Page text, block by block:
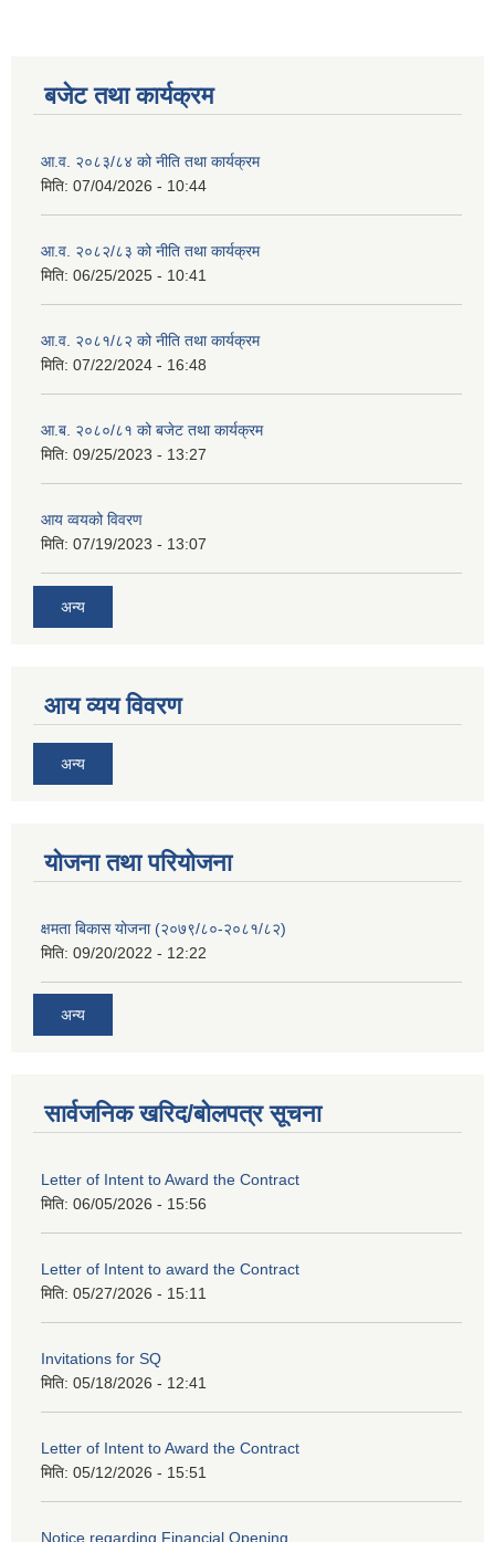
बजेट तथा कार्यक्रम
आ.व. २०८३/८४ को नीति तथा कार्यक्रम
मिति: 07/04/2026 - 10:44
आ.व. २०८२/८३ को नीति तथा कार्यक्रम
मिति: 06/25/2025 - 10:41
आ.व. २०८१/८२ को नीति तथा कार्यक्रम
मिति: 07/22/2024 - 16:48
आ.ब. २०८०/८१ को बजेट तथा कार्यक्रम
मिति: 09/25/2023 - 13:27
आय व्वयको विवरण
मिति: 07/19/2023 - 13:07
अन्य
आय व्यय विवरण
अन्य
याेजना तथा परियाेजना
क्षमता बिकास योजना (२०७९/८०-२०८१/८२)
मिति: 09/20/2022 - 12:22
अन्य
सार्वजनिक खरिद/बोलपत्र सूचना
Letter of Intent to Award the Contract
मिति: 06/05/2026 - 15:56
Letter of Intent to award the Contract
मिति: 05/27/2026 - 15:11
Invitations for SQ
मिति: 05/18/2026 - 12:41
Letter of Intent to Award the Contract
मिति: 05/12/2026 - 15:51
Notice regarding Financial Opening